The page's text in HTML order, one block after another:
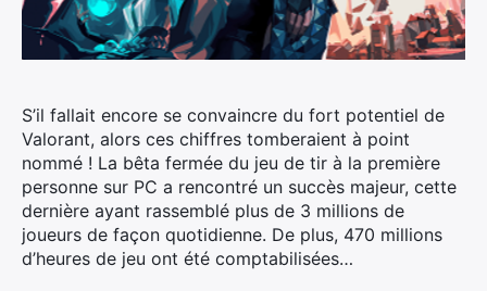
S’il fallait encore se convaincre du fort potentiel de
Valorant, alors ces chiffres tomberaient à point
nommé ! La bêta fermée du jeu de tir à la première
personne sur PC a rencontré un succès majeur, cette
dernière ayant rassemblé plus de 3 millions de
joueurs de façon quotidienne. De plus, 470 millions
d’heures de jeu ont été comptabilisées…